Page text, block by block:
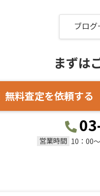
ブロ
まずは
無料査定を依頼する
営業時間 10：00